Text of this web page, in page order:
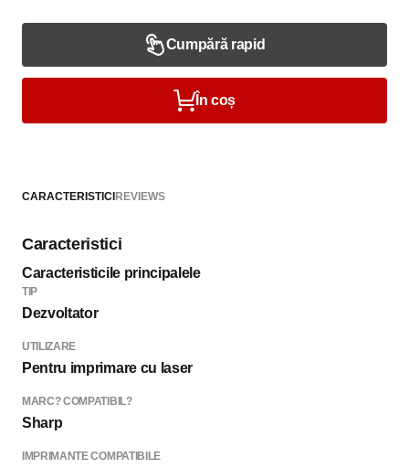
Cumpără rapid
În coș
CARACTERISTICIREVIEWS
Caracteristici
Caracteristicile principalele
TIP
Dezvoltator
UTILIZARE
Pentru imprimare cu laser
MARC? COMPATIBIL?
Sharp
IMPRIMANTE COMPATIBILE